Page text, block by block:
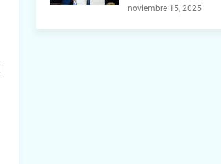
noviembre 15, 2025